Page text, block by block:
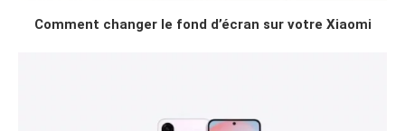
Comment changer le fond d’écran sur votre Xiaomi